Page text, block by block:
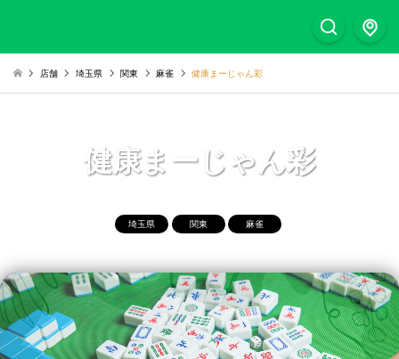
店舗 埼玉県 関東 麻雀 健康まーじゃん彩
健康まーじゃん彩
埼玉県 関東 麻雀